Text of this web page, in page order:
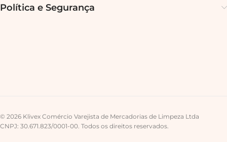
Política e Segurança
© 2026 Klivex Comércio Varejista de Mercadorias de Limpeza Ltda
CNPJ: 30.671.823/0001-00. Todos os direitos reservados.